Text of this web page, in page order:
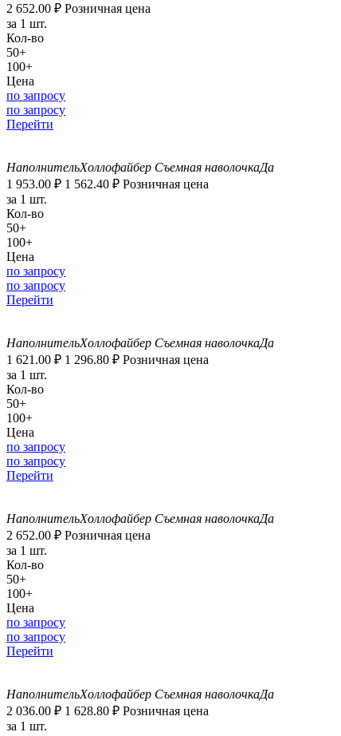
2 652.00 ₽ Розничная цена
за 1 шт.
Кол-во
50+
100+
Цена
по запросу
по запросу
Перейти
НаполнительХоллофайбер Съемная наволочкаДа
1 953.00 ₽ 1 562.40 ₽ Розничная цена
за 1 шт.
Кол-во
50+
100+
Цена
по запросу
по запросу
Перейти
НаполнительХоллофайбер Съемная наволочкаДа
1 621.00 ₽ 1 296.80 ₽ Розничная цена
за 1 шт.
Кол-во
50+
100+
Цена
по запросу
по запросу
Перейти
НаполнительХоллофайбер Съемная наволочкаДа
2 652.00 ₽ Розничная цена
за 1 шт.
Кол-во
50+
100+
Цена
по запросу
по запросу
Перейти
НаполнительХоллофайбер Съемная наволочкаДа
2 036.00 ₽ 1 628.80 ₽ Розничная цена
за 1 шт.